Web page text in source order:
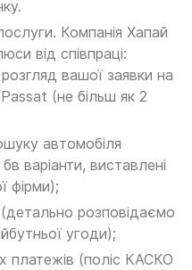
Компанія Хапай
від співпраці:
вашої заявки на
(не більш як 2
автомобіля
варіанти, виставлені
фірми);
розповідаємо
угоди);
платежів (поліс КАСКО